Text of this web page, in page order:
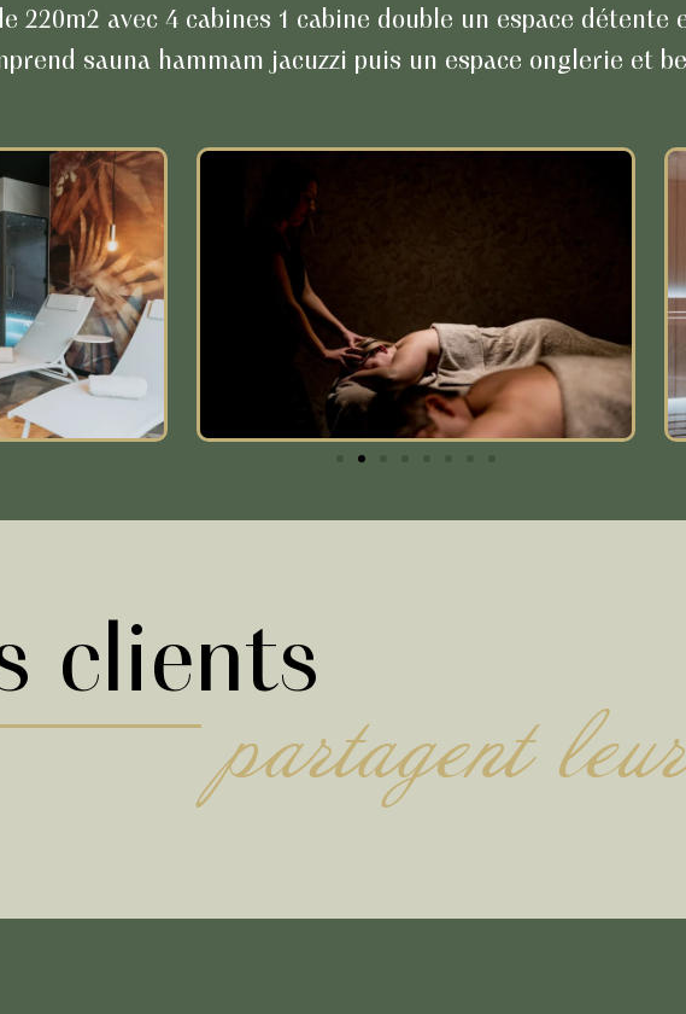
220m2 avec 4 cabines 1 cabine double un espace
sauna hammam jacuzzi puis un espace onglerie et
clients
partagent